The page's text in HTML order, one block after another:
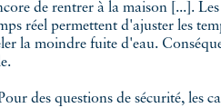
de rentrer à la maison [...]. Les
réel permettent d'ajuster les
la moindre fuite d'eau.
des questions de sécurité, les